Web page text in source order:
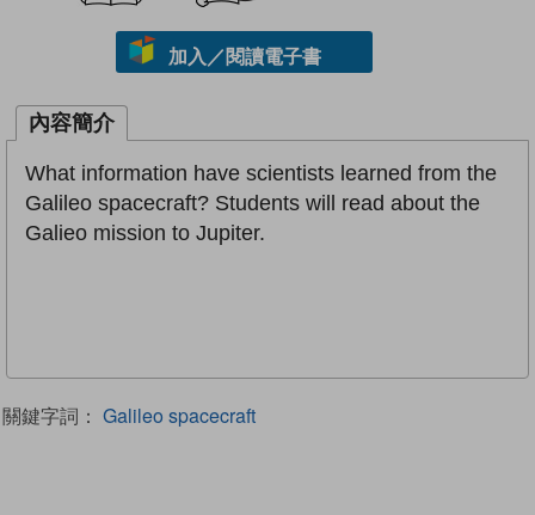
加入／閱讀電子書
內容簡介
What information have scientists learned from the
Galileo spacecraft? Students will read about the
Galieo mission to Jupiter.
關鍵字詞： Galileo spacecraft